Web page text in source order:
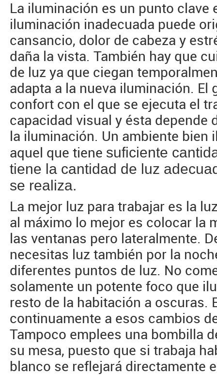
La iluminación es un punto clave
iluminación inadecuada puede
cansancio, dolor de cabeza y
daña la vista. También hay que
de luz ya que ciegan
adapta a la nueva iluminación. El
confort con el que se ejecuta el
capacidad visual y ésta depende
la iluminación. Un ambiente bien
aquel que tiene suficiente
tiene la cantidad de luz
se realiza.
La mejor luz para trabajar es la
al máximo lo mejor es colocar la
las ventanas pero lateralmente.
necesitas luz también por la
diferentes puntos de luz. No
solamente un potente foco que
resto de la habitación a oscuras.
continuamente a esos cambios
Tampoco emplees una bombilla
su mesa, puesto que si trabaja
blanco se reflejará directamente